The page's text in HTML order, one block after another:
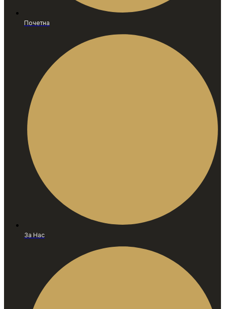
Почетна
За Нас